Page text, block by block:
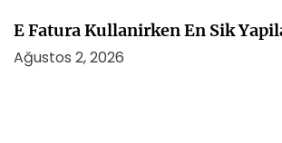
E Fatura Kullanirken En Sik
Ağustos 2, 2026